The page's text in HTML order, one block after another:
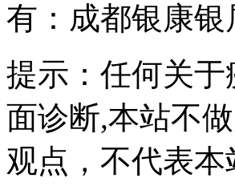
有：成都银康银
提示：任何关
面诊断,本站不
观点，不代表